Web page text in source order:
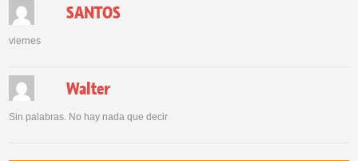
SANTOS
viernes
Walter
Sin palabras. No hay nada que decir